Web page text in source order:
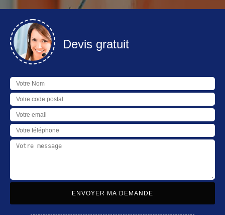
Devis gratuit